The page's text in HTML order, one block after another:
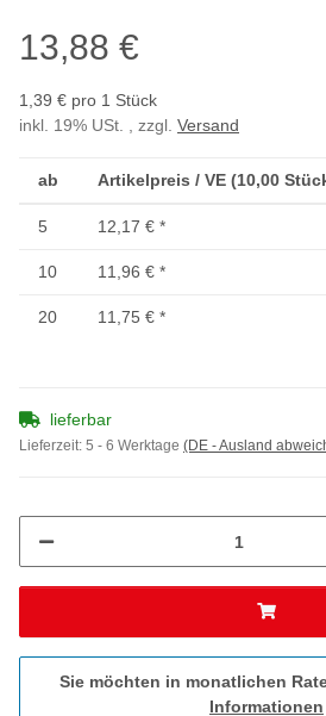
13,88 €
1,39 € pro 1 Stück
inkl. 19% USt. , zzgl. Versand
ab Artikelpreis / VE (10,00
5 12,17 € *
10 11,96 € *
20 11,75 € *
lieferbar
Lieferzeit: 5 - 6 Werktage (DE - Ausland
Sie möchten in monatlichen
Informationen